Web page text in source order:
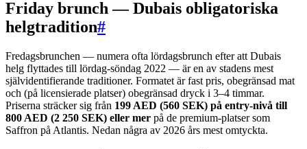
Friday brunch — Dubais obligatoriska
helgtradition#
Fredagsbrunchen — numera ofta lördagsbrunch efter att Dubais
helg flyttades till lördag-söndag 2022 — är en av stadens mest
självidentifierande traditioner. Formatet är fast pris, obegränsad mat
och (på licensierade platser) obegränsad dryck i 3–4 timmar.
Priserna sträcker sig från 199 AED (560 SEK) på entry-nivå till
800 AED (2 250 SEK) eller mer på de premium-platser som
Saffron på Atlantis. Nedan några av 2026 års mest omtyckta.